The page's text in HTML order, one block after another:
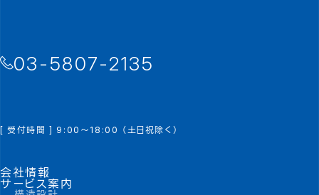
03-5807-2135
[ 受付時間 ] 9:00～18:00 （土日祝除く）
会社情報
サービス案内